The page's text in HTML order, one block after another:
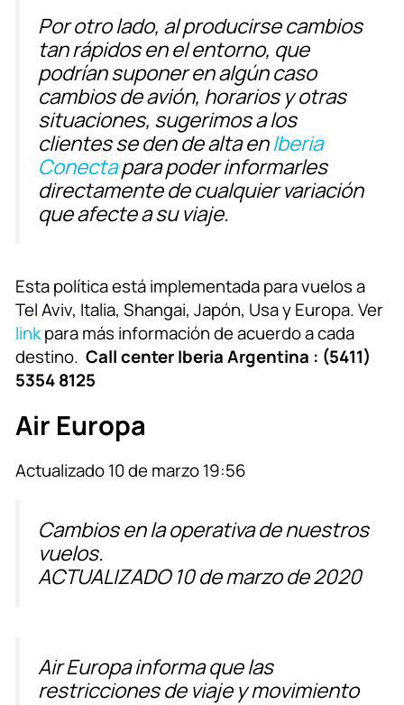
Por otro lado, al producirse cambios
tan rápidos en el entorno, que
podrían suponer en algún caso
cambios de avión, horarios y otras
situaciones, sugerimos a los
clientes se den de alta enIberia
Conectapara poder informarles
directamente de cualquier variación
que afecte a su viaje.
Esta política está implementada para vuelos a
Tel Aviv, Italia, Shangai, Japón, Usa y Europa. Ver
linkpara más información de acuerdo a cada
destino. Call center Iberia Argentina : (5411)
5354 8125
Air Europa
Actualizado 10 de marzo 19:56
Cambios en la operativa de nuestros
vuelos.
ACTUALIZADO10 de marzo de 2020
Air Europa informa que las
restricciones de viaje y movimiento